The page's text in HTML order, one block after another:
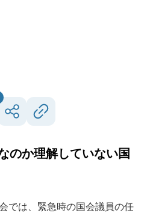
のか理解していない国
では、緊急時の国会議員の任